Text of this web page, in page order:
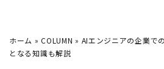
ホーム »COLUMN » AIエンジニアの企業で
となる知識も解説